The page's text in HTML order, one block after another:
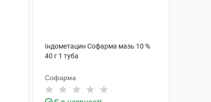
Індометацин Софарма мазь 10 %
40 г 1 туба
Софарма